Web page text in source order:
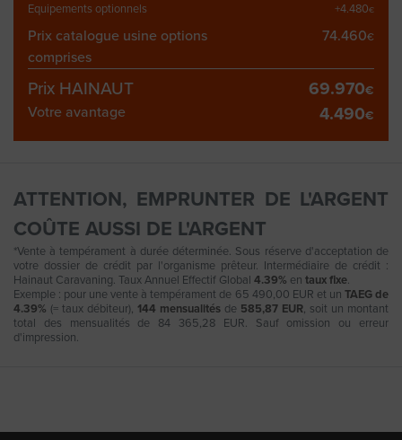
Equipements optionnels +4.480€
Prix catalogue usine options
comprises
74.460€
Prix HAINAUT 69.970€
Votre avantage 4.490€
ATTENTION, EMPRUNTER DE L'ARGENT
COÛTE AUSSI DE L'ARGENT
*Vente à tempérament à durée déterminée. Sous réserve d'acceptation de
votre dossier de crédit par l'organisme prêteur. Intermédiaire de crédit :
Hainaut Caravaning. Taux Annuel Effectif Global 4.39% en taux fixe.
Exemple : pour une vente à tempérament de 65 490,00 EUR et un TAEG de
4.39% (= taux débiteur), 144 mensualités de 585,87 EUR, soit un montant
total des mensualités de 84 365,28 EUR. Sauf omission ou erreur
d'impression.